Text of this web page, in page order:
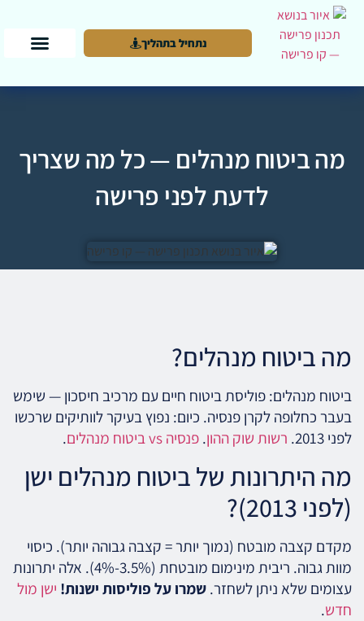
נתחיל בתהליך
מה ביטוח מנהלים — כל מה שצריך
לדעת לפני פרישה
מה ביטוח מנהלים?
ביטוח מנהלים: פוליסת ביטוח חיים עם מרכיב חיסכון — שימש
בעבר כחלופה לקרן פנסיה. כיום: נפוץ בעיקר לוותיקים שרכשו
לפני 2013.
רשות שוק ההון.פנסיה vs ביטוח מנהלים .
מה היתרונות של ביטוח מנהלים ישן
(לפני 2013)?
מקדם קצבה מובטח (נמוך יותר = קצבה גבוהה יותר). כיסוי
מוות גבוה. ריבית מינימום מובטחת (3.5%-4%). אלה יתרונות
עצומים שלא ניתן לשחזר.שמרו על פוליסות ישנות! ישן מול
חדש.